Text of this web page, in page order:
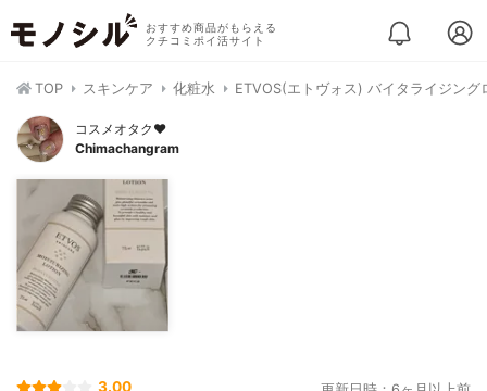
おすすめ商品がもらえる
クチコミポイ活サイト
TOP スキンケア 化粧水 ETVOS(エトヴォス) バイタライジング
コスメオタク♥︎
Chimachangram
3.00